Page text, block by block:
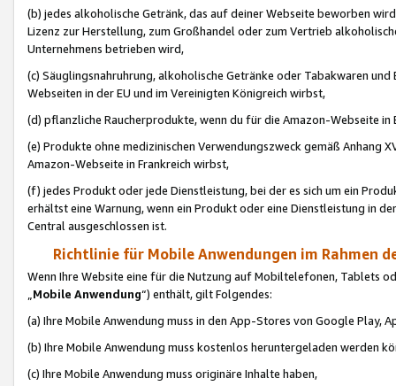
(b) jedes alkoholische Getränk, das auf deiner Webseite beworben
Lizenz zur Herstellung, zum Großhandel oder zum Vertrieb
Unternehmens betrieben wird,
(c) Säuglingsnahruhrung, alkoholische Getränke oder Tabakwaren
Webseiten in der EU und im Vereinigten Königreich wirbst,
(d) pflanzliche Raucherprodukte, wenn du für die Amazon-Webseite in
(e) Produkte ohne medizinischen Verwendungszweck gemäß Anhang
Amazon-Webseite in Frankreich wirbst,
(f) jedes Produkt oder jede Dienstleistung, bei der es sich um ein
erhältst eine Warnung, wenn ein Produkt oder eine Dienstleistung in
Central ausgeschlossen ist.
Richtlinie für Mobile Anwendungen im Rahmen
Wenn Ihre Website eine für die Nutzung auf Mobiltelefonen, Tablets
„Mobile Anwendung“) enthält, gilt Folgendes:
(a) Ihre Mobile Anwendung muss in den App-Stores von Google Play,
(b) Ihre Mobile Anwendung muss kostenlos heruntergeladen werden
(c) Ihre Mobile Anwendung muss originäre Inhalte haben,